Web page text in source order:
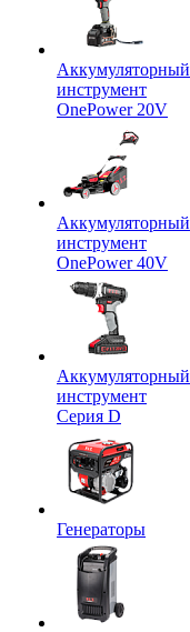
Аккумуляторный
инструмент
OnePower 20V
Аккумуляторный
инструмент
OnePower 40V
Аккумуляторный
инструмент
Серия D
Генераторы